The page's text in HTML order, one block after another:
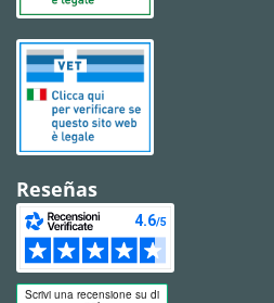
Reseñas